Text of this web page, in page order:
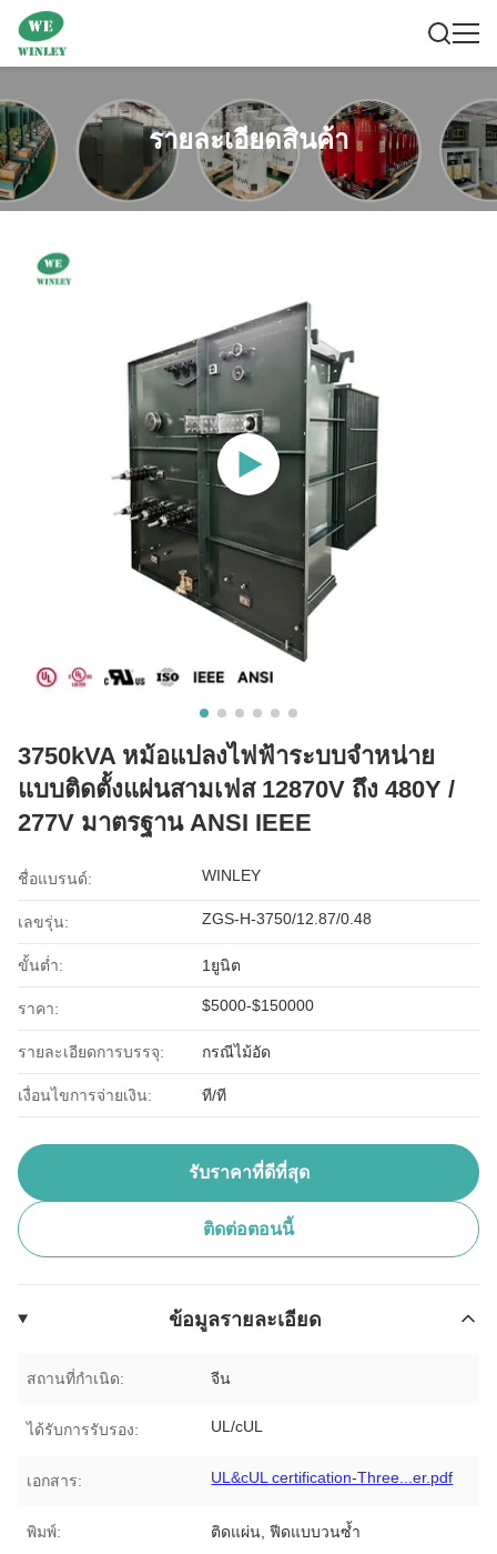
รายละเอียดสินค้า
3750kVA หม้อแปลงไฟฟ้าระบบจำหน่าย
แบบติดตั้งแผ่นสามเฟส 12870V ถึง 480Y /
277V มาตรฐาน ANSI IEEE
ชื่อแบรนด์: WINLEY
เลขรุ่น: ZGS-H-3750/12.87/0.48
ขั้นต่ำ: 1ยูนิต
ราคา: $5000-$150000
รายละเอียดการบรรจุ: กรณีไม้อัด
เงื่อนไขการจ่ายเงิน: ที/ที
รับราคาที่ดีที่สุด
ติดต่อตอนนี้
ข้อมูลรายละเอียด
สถานที่กำเนิด: จีน
ได้รับการรับรอง: UL/cUL
เอกสาร: UL&cUL certification-Three...er.pdf
พิมพ์: ติดแผ่น, ฟีดแบบวนซ้ำ